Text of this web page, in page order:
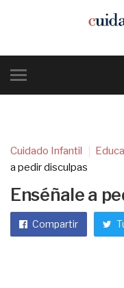
Cuidado Infantil
a pedir disculpas
Enséñale a
Compartir